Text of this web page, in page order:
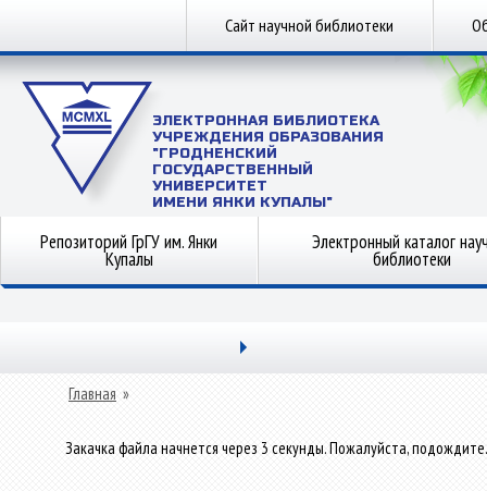
Сайт научной библиотеки
ЭЛЕКТРОННАЯ БИБЛИОТЕКА
УЧРЕЖДЕНИЯ ОБРАЗОВАНИЯ
"ГРОДНЕНСКИЙ
ГОСУДАРСТВЕННЫЙ
УНИВЕРСИТЕТ
ИМЕНИ ЯНКИ КУПАЛЫ"
Репозиторий ГрГУ им. Янки
Купалы
Электронный каталог
библиотеки
Главная »
Закачка файла начнется через 3 секунды. Пожалуйста, подождите.